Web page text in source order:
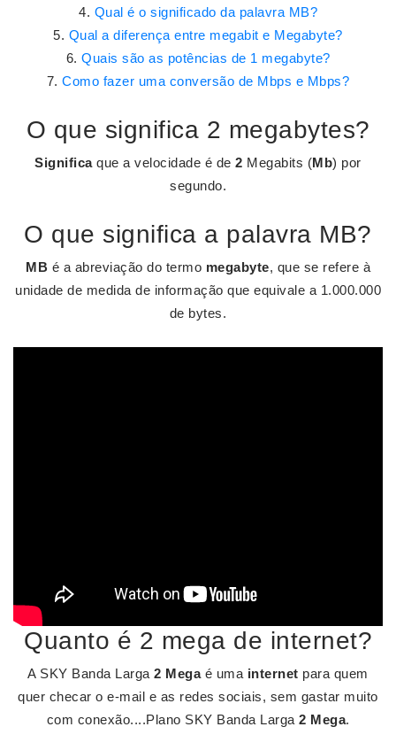
Qual é o significado da palavra MB?
Qual a diferença entre megabit e Megabyte?
Quais são as potências de 1 megabyte?
Como fazer uma conversão de Mbps e Mbps?
O que significa 2 megabytes?
Significaque a velocidade é de2 Megabits (Mb) por
segundo.
O que significa a palavra MB?
MB é a abreviação do termo megabyte, que se refere à
unidade de medida de informação que equivale a 1.000.000
de bytes.
Quanto é 2 mega de internet?
A SKY Banda Larga2 Megaé uma internet para quem
quer checar o e-mail e as redes sociais, sem gastar muito
com conexão....Plano SKY Banda Larga 2 Mega.